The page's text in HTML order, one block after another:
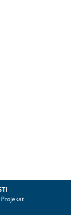
Projekat